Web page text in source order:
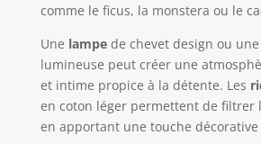
comme le ficus, la monstera ou le
Une lampede chevet design ou
lumineuse peut créer une
et intime propice à la détente. Les
en coton léger permettent de filtrer
en apportant une touche